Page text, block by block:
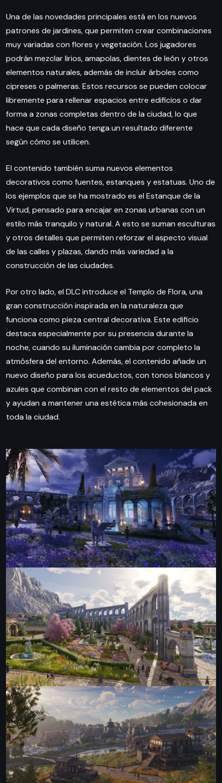
Una de las novedades principales está en los nuevos
patrones de jardines, que permiten crear combinaciones
muy variadas con flores y vegetación. Los jugadores
podrán mezclar lirios, amapolas, dientes de león y otros
elementos naturales, además de incluir árboles como
cipreses o palmeras. Estos recursos se pueden colocar
libremente para rellenar espacios entre edificios o dar
forma a zonas completas dentro de la ciudad, lo que
hace que cada diseño tenga un resultado diferente
según cómo se utilicen.
El contenido también suma nuevos elementos
decorativos como fuentes, estanques y estatuas. Uno de
los ejemplos que se ha mostrado es el Estanque de la
Virtud, pensado para encajar en zonas urbanas con un
estilo más tranquilo y natural. A esto se suman esculturas
y otros detalles que permiten reforzar el aspecto visual
de las calles y plazas, dando más variedad a la
construcción de las ciudades.
Por otro lado, el DLC introduce el Templo de Flora, una
gran construcción inspirada en la naturaleza que
funciona como pieza central decorativa. Este edificio
destaca especialmente por su presencia durante la
noche, cuando su iluminación cambia por completo la
atmósfera del entorno. Además, el contenido añade un
nuevo diseño para los acueductos, con tonos blancos y
azules que combinan con el resto de elementos del pack
y ayudan a mantener una estética más cohesionada en
toda la ciudad.